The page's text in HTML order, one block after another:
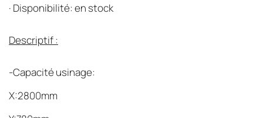
· Disponibilité: en stock
Descriptif :
-Capacité usinage:
X:2800mm